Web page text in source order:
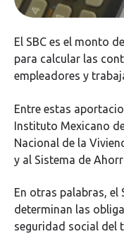
El SBC es el monto
para calcular las
empleadores y
Entre estas
Instituto Mexicano
Nacional de la
y al Sistema de
En otras palabras, el
determinan las
seguridad social del